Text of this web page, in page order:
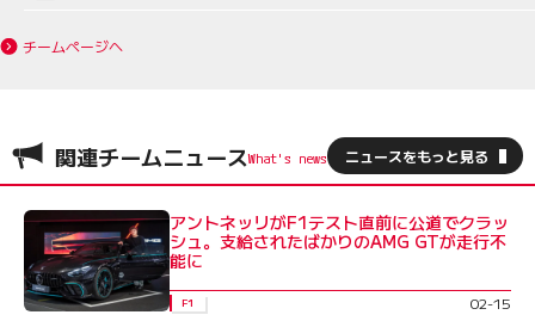
チームページへ
関連チームニュース ニュースをもっと見る
アントネッリがF1テスト直前に公道でクラッ
シュ。支給されたばかりのAMG GTが走行不
能に
F1 02-15